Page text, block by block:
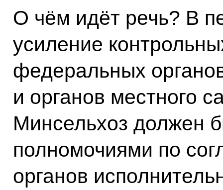
О чём идёт речь? В
усиление
федеральных
и органов местного
Минсельхоз должен
полномочиями по
органов